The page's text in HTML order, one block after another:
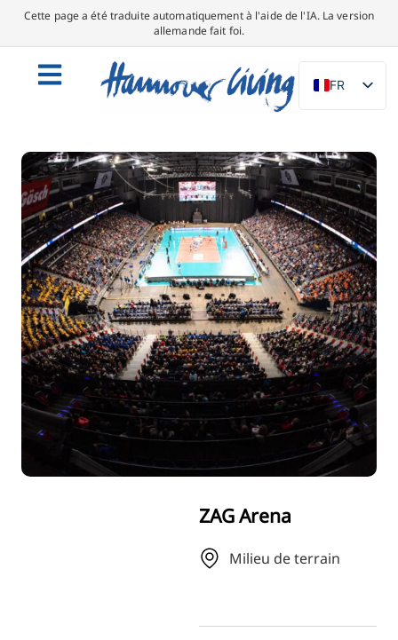
Cette page a été traduite automatiquement à l'aide de l'IA. La version
allemande fait foi.
FR
DE
NL
PL
ES
IT
DA
SV
PT
RU
FI
ZH
UK
ZAG Arena
Milieu de terrain